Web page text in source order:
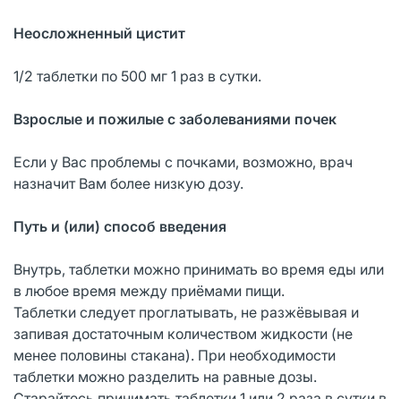
Неосложненный цистит
1/2 таблетки по 500 мг 1 раз в сутки.
Взрослые и пожилые с заболеваниями почек
Если у Вас проблемы с почками, возможно, врач
назначит Вам более низкую дозу.
Путь и (или) способ введения
Внутрь, таблетки можно принимать во время еды или
в любое время между приёмами пищи.
Таблетки следует проглатывать, не разжёвывая и
запивая достаточным количеством жидкости (не
менее половины стакана). При необходимости
таблетки можно разделить на равные дозы.